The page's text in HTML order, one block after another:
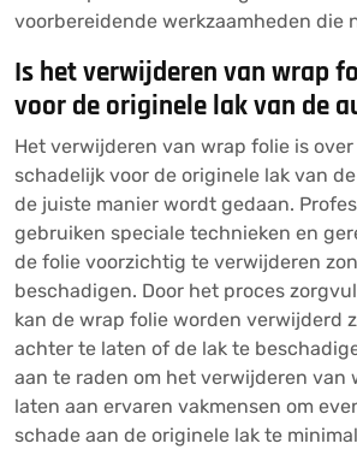
voorbereidende werkzaamheden die
Is het verwijderen van wrap
voor de originele lak van de
Het verwijderen van wrap folie is
schadelijk voor de originele lak van
de juiste manier wordt gedaan.
gebruiken speciale technieken en
de folie voorzichtig te verwijderen
beschadigen. Door het proces
kan de wrap folie worden verwijderd
achter te laten of de lak te
aan te raden om het verwijderen van
laten aan ervaren vakmensen om
schade aan de originele lak te